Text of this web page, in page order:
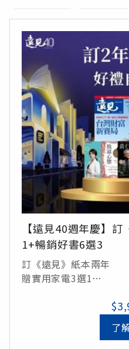
遠見線上讀 好書方案
電子雜誌訂閱 海外訂
【遠見40週年慶】
1+暢銷好書6選3
訂《遠見》紙本兩年
贈實用家電3選1
《new ARTISAN
《ARTISAN 溫控手沖細
了